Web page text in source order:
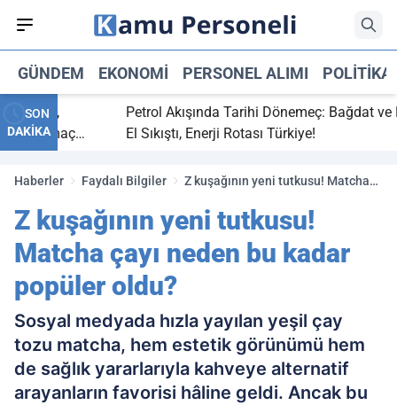
GÜNDEM EKONOMI PERSONEL ALIMI POLITIKA
SON
DAKİKA
bitti,
maç
Petrol Akışında Tarihi Dönemeç: Bağdat ve Erbil
El Sıkıştı, Enerji Rotası Türkiye!
Haberler Faydalı Bilgiler
Z kuşağının yeni tutkusu! Matcha
Z kuşağının yeni tutkusu!
Matcha çayı neden bu kadar
popüler oldu?
Sosyal medyada hızla yayılan yeşil çay
tozu matcha, hem estetik görünümü hem
de sağlık yararlarıyla kahveye alternatif
arayanların favorisi hâline geldi. Ancak bu